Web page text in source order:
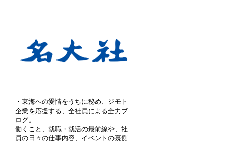
・東海への愛情をうちに秘め、ジモト
企業を応援する、全社員による全力ブ
ログ。
働くこと、就職・就活の最前線や、社
員の日々の仕事内容、イベントの裏側